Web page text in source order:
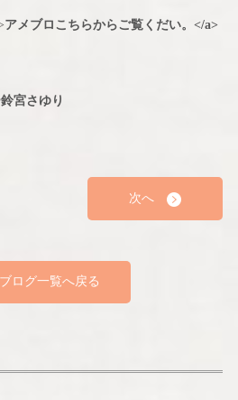
アメブロこちらからご覧くだい。</a>
宮さゆり
次へ
ログ一覧へ戻る